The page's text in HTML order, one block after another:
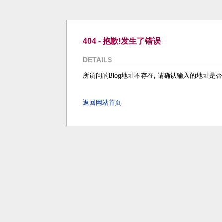
404 - 抱歉!发生了错误
DETAILS
所访问的Blog地址不存在, 请确认输入的地址是
返回网站首页